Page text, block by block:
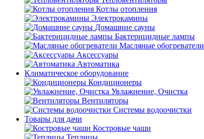
Котлы отопления
Электрокамины
Домашние сауны
Бактерицидные лампы
Масляные обогреватели
Аксессуары
Автоматика
Климатическое оборудование
Кондиционеры
Увлажнение, Очистка
Вентиляторы
Системы водоочистки
Товары для дачи
Костровые чаши
Теплицы